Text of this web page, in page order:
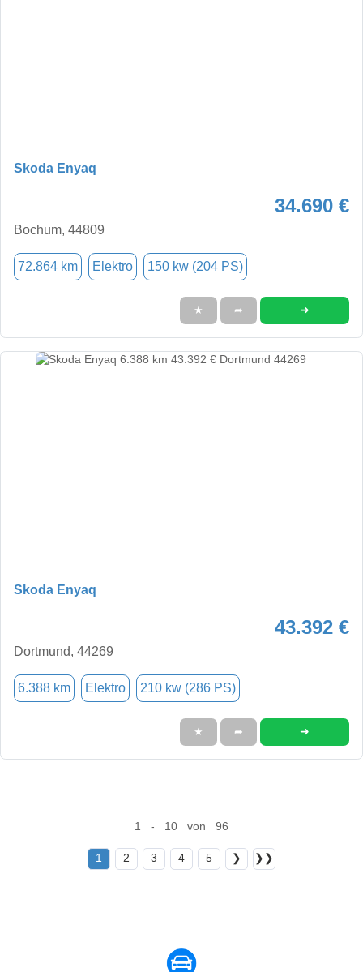
Skoda Enyaq
34.690 €
Bochum, 44809
72.864 km Elektro 150 kw (204 PS)
★ ➦ ➜
Skoda Enyaq
43.392 €
Dortmund, 44269
6.388 km Elektro 210 kw (286 PS)
★ ➦ ➜
1 - 10 von 96
1 2 3 4 5 ❯ ❯❯